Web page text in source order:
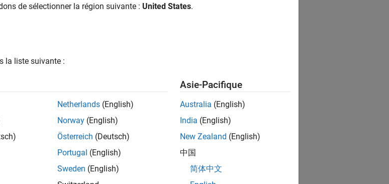
How useful was this information?
de sélectionner la région suivante : United States.
la liste suivante :
Netherlands (English)
Norway (English)
Österreich (Deutsch)
Portugal (English)
Sweden (English)
Asie-Pacifique
Australia (English)
India (English)
New Zealand (English)
中国
简体中文